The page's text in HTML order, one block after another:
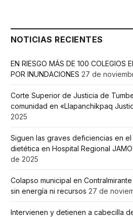
NOTICIAS RECIENTES
EN RIESGO MÁS DE 100 COLEGIOS
POR INUNDACIONES 27 de
Corte Superior de Justicia de
comunidad en «Llapanchikpaq
2025
Siguen las graves deficiencias en
dietética en Hospital Regional JAMO
de 2025
Colapso municipal en
sin energía ni recursos 27 de
Intervienen y detienen a cabecilla